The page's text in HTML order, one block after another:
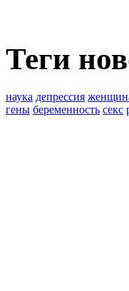
Теги
наука депрессия
гены беременность секс